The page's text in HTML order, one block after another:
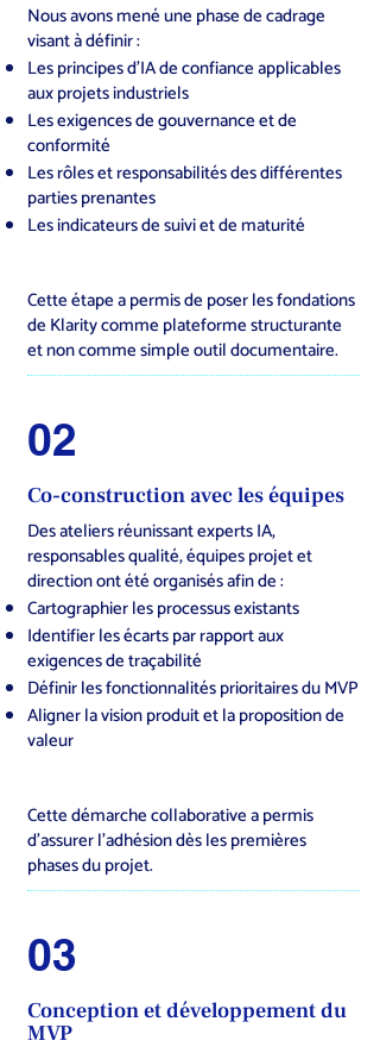
Nous avons mené une phase de cadrage
visant à définir :
Les principes d’IA de confiance applicables
aux projets industriels
Les exigences de gouvernance et de
conformité
Les rôles et responsabilités des différentes
parties prenantes
Les indicateurs de suivi et de maturité
Cette étape a permis de poser les fondations
de Klarity comme plateforme structurante
et non comme simple outil documentaire.
02
Co-construction avec les équipes
Des ateliers réunissant experts IA,
responsables qualité, équipes projet et
direction ont été organisés afin de :
Cartographier les processus existants
Identifier les écarts par rapport aux
exigences de traçabilité
Définir les fonctionnalités prioritaires du MVP
Aligner la vision produit et la proposition de
valeur
Cette démarche collaborative a permis
d’assurer l’adhésion dès les premières
phases du projet.
03
Conception et développement du
MVP